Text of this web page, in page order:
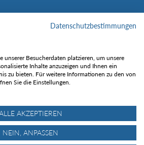
Gefällt mir
Datenschutzbestimmungen
unserer Besucherdaten platzieren, um unsere
Inhalte anzuzeigen und Ihnen ein
zu bieten. Für weitere Informationen zu den von
Sie die Einstellungen.
AKZEPTIEREN
NEIN, ANPASSEN